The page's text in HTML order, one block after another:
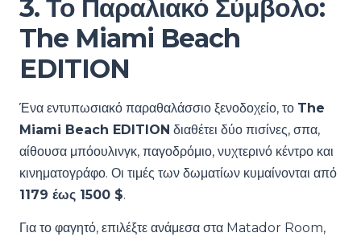
3. Το Παραλιακό Σύμβολο:
The Miami Beach
EDITION
Ένα εντυπωσιακό παραθαλάσσιο ξενοδοχείο, το The
Miami Beach EDITION διαθέτει δύο πισίνες, σπα,
αίθουσα μπόουλινγκ, παγοδρόμιο, νυχτερινό κέντρο και
κινηματογράφο. Οι τιμές των δωματίων κυμαίνονται από
1179 έως 1500 $.
Για το φαγητό, επιλέξτε ανάμεσα στα Matador Room,